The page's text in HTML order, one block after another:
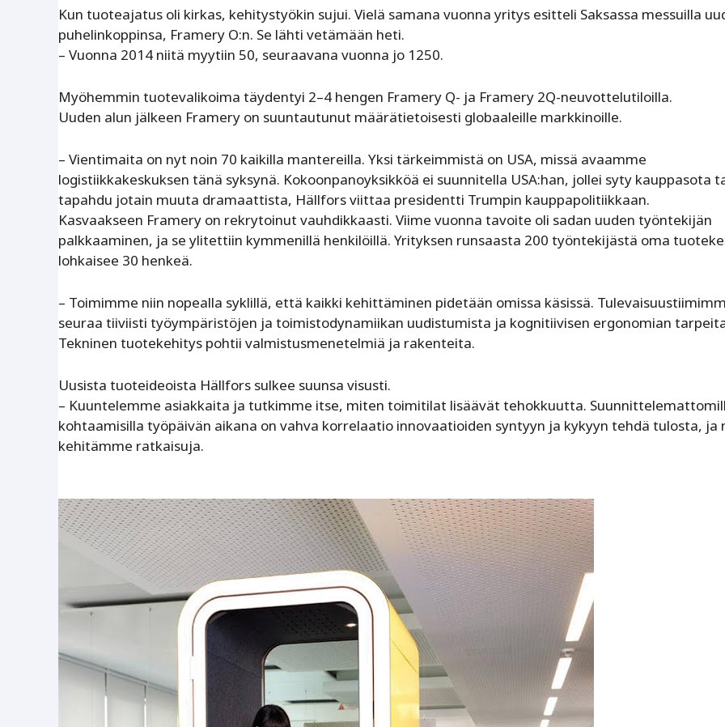
Kun tuoteajatus oli kirkas, kehitystyökin sujui. Vielä samana vuonna yritys esitteli Saksassa messuilla
puhelinkoppinsa, Framery O:n. Se lähti vetämään heti.
– Vuonna 2014 niitä myytiin 50, seuraavana vuonna jo 1250.
Myöhemmin tuotevalikoima täydentyi 2–4 hengen Framery Q- ja Framery 2Q-neuvottelutiloilla.
Uuden alun jälkeen Framery on suuntautunut määrätietoisesti globaaleille markkinoille.
– Vientimaita on nyt noin 70 kaikilla mantereilla. Yksi tärkeimmistä on USA, missä avaamme
logistiikkakeskuksen tänä syksynä. Kokoonpanoyksikköä ei suunnitella USA:han, jollei syty kauppasota
tapahdu jotain muuta dramaattista, Hällfors viittaa presidentti Trumpin kauppapolitiikkaan.
Kasvaakseen Framery on rekrytoinut vauhdikkaasti. Viime vuonna tavoite oli sadan uuden työntekijän
palkkaaminen, ja se ylitettiin kymmenillä henkilöillä. Yrityksen runsaasta 200 työntekijästä oma
lohkaisee 30 henkeä.
– Toimimme niin nopealla syklillä, että kaikki kehittäminen pidetään omissa käsissä.
seuraa tiiviisti työympäristöjen ja toimistodynamiikan uudistumista ja kognitiivisen ergonomian
Tekninen tuotekehitys pohtii valmistusmenetelmiä ja rakenteita.
Uusista tuoteideoista Hällfors sulkee suunsa visusti.
– Kuuntelemme asiakkaita ja tutkimme itse, miten toimitilat lisäävät tehokkuutta.
kohtaamisilla työpäivän aikana on vahva korrelaatio innovaatioiden syntyyn ja kykyyn tehdä tulosta, ja
kehitämme ratkaisuja.